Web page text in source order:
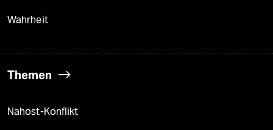
Wahrheit
Themen
Nahost-Konflikt